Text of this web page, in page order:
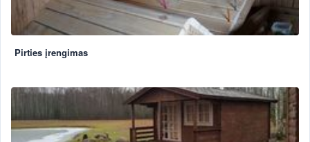
Pirties įrengimas